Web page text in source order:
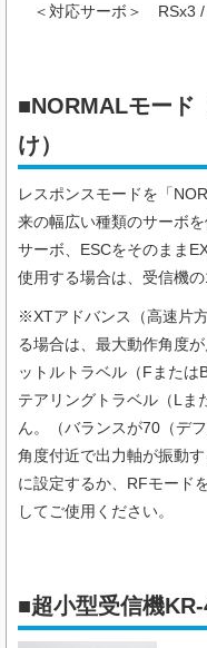
＜対応サーボ＞ RSx3 /
■NORMALモード
け）
レスポンスモードを「
来の幅広い種類のサーボ
サーボ、ESCをそのまま
使用する場合は、受信機
※XTアドバンス（高速片
る場合は、最大動作角度
ットルトラベル（Fまたは
テアリングトラベル（Lま
ん。（バランスが70（デ
角度付近で出力軸が振動
に設定するか、RFモード
してご使用ください。
■超小型受信機